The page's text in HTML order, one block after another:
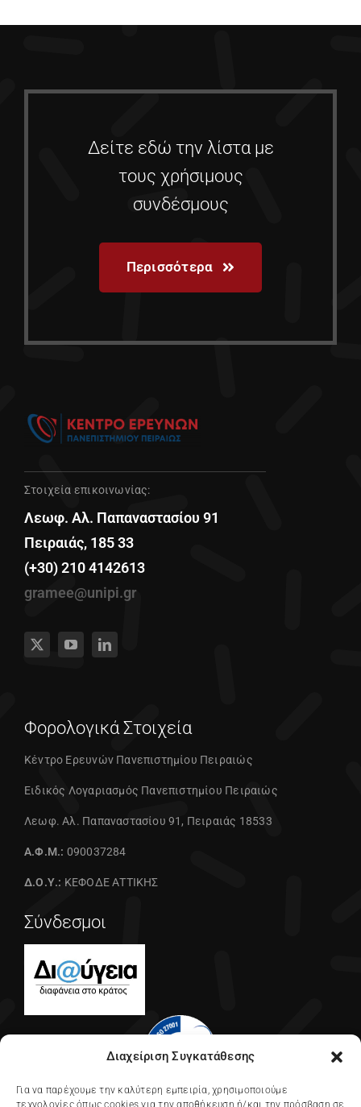
Διαχείριση Συγκατάθεσης
Για να παρέχουμε την καλύτερη εμπειρία, χρησιμοποιούμε
τεχνολογίες όπως cookies για την αποθήκευση ή/και την πρόσβαση σε
Δείτε εδώ την λίστα με
τους χρήσιμους
συνδέσμους
Περισσότερα
Στοιχεία επικοινωνίας:
Λεωφ. Αλ. Παπαναστασίου 91
Πειραιάς, 185 33
(+30) 210 4142613
gramee@unipi.gr
Φορολογικά Στοιχεία
Κέντρο Ερευνών Πανεπιστημίου Πειραιώς
Ειδικός Λογαριασμός Πανεπιστημίου Πειραιώς
Λεωφ. Αλ. Παπαναστασίου 91, Πειραιάς 18533
Α.Φ.Μ.: 090037284
Δ.Ο.Υ.: ΚΕΦΟΔΕ ΑΤΤΙΚΗΣ
Σύνδεσμοι